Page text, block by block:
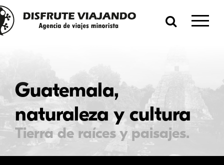
Guatemala,
naturaleza y cultura
Tierra de raíces y paisajes.